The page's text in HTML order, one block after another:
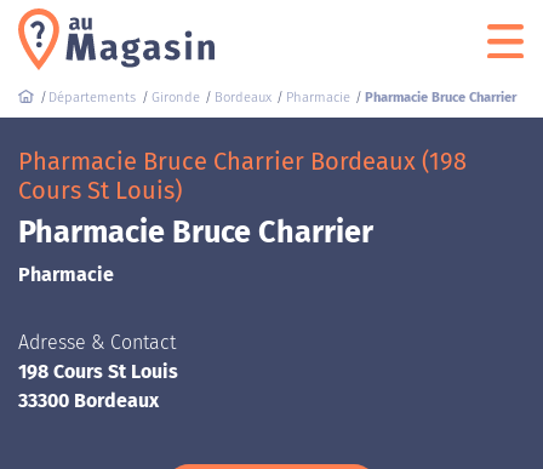
Départements Gironde Bordeaux Pharmacie Pharmacie Bruce Charrier
Pharmacie Bruce Charrier Bordeaux (198
Cours St Louis)
Pharmacie Bruce Charrier
Pharmacie
Adresse & Contact
198 Cours St Louis
33300 Bordeaux